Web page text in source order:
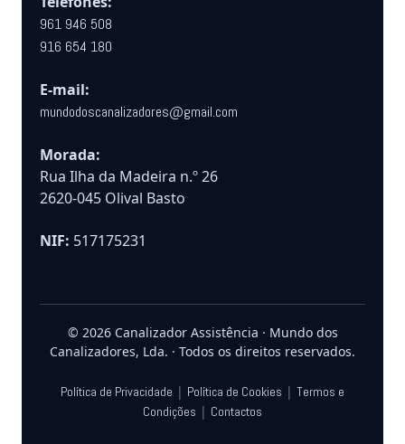
961 946 508
916 654 180
E-mail:
mundodoscanalizadores@gmail.com
Morada:
Rua Ilha da Madeira n.º 26
2620-045 Olival Basto
NIF: 517175231
© 2026 Canalizador Assistência · Mundo dos
Canalizadores, Lda. · Todos os direitos reservados.
Política de Privacidade | Política de Cookies | Termos e
Condições | Contactos